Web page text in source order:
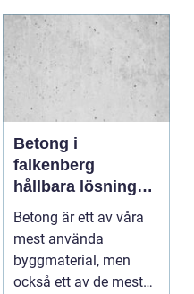
Betong i
falkenberg
hållbara lösningar
för grund, golv
och utemiljö
Betong är ett av våra
mest använda
byggmaterial, men
också ett av de mest